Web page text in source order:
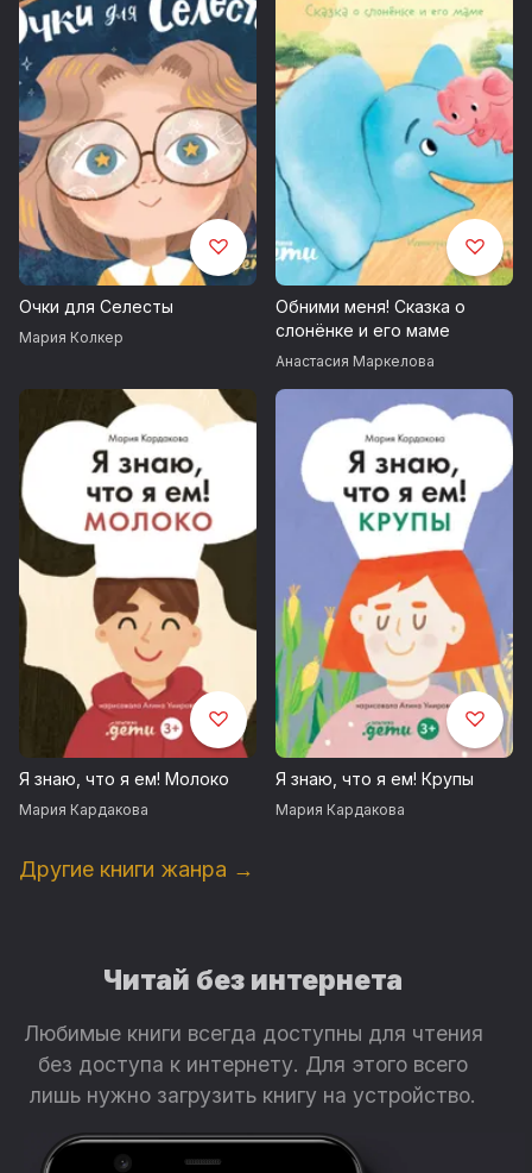
Очки для Селесты
Мария Колкер
Обними меня! Сказка о
слонёнке и его маме
Анастасия Маркелова
Я знаю, что я ем! Молоко
Мария Кардакова
Я знаю, что я ем! Крупы
Мария Кардакова
Другие книги жанра →
Читай без интернета
Любимые книги всегда доступны для чтения
без доступа к интернету. Для этого всего
лишь нужно загрузить книгу на устройство.